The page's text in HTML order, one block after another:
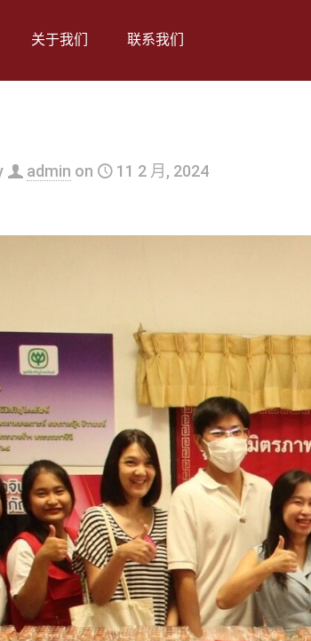
关于我们 联系我们
admin on 11 2 月, 2024